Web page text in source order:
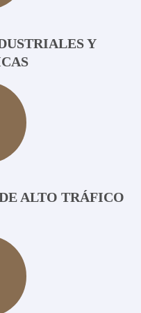
Y
ALTO TRÁFICO